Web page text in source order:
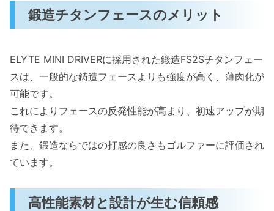
鍛造チタンフェースのメリット
ELYTE MINI DRIVERに採用された鍛造FS2Sチタンフェー
スは、一般的な鋳造フェースよりも強度が高く、薄肉化が
可能です。
これによりフェースの反発性能が高まり、初速アップが期
待できます。
また、鍛造ならではの打感の良さもゴルファーに評価され
ています。
高性能素材と設計が生む信頼感